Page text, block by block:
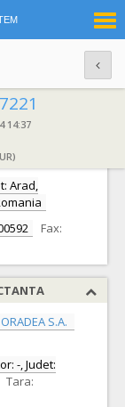
14:37
Arad,
Fax:
S.A.
-, Judet:
Tara: